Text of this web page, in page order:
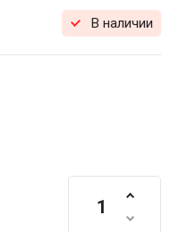
В наличии